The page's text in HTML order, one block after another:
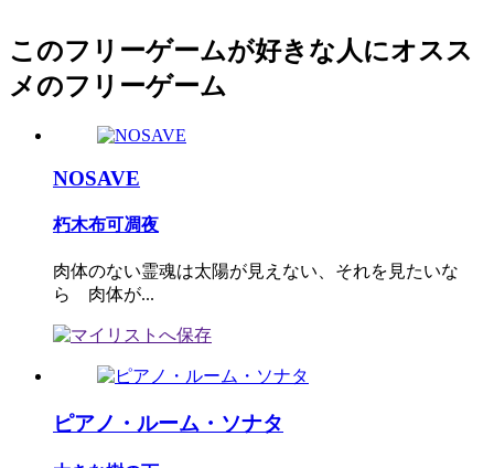
このフリーゲームが好きな人にオスス
メのフリーゲーム
NOSAVE
朽木布可凋夜
肉体のない霊魂は太陽が見えない、それを見たいな
ら 肉体が...
ピアノ・ルーム・ソナタ